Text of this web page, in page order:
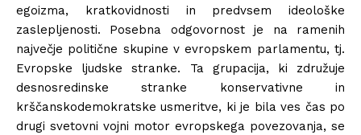
egoizma, kratkovidnosti in predvsem ideološke
zaslepljenosti. Posebna odgovornost je na ramenih
največje politične skupine v evropskem parlamentu, tj.
Evropske ljudske stranke. Ta grupacija, ki združuje
desnosredinske stranke konservativne in
krščanskodemokratske usmeritve, ki je bila ves čas po
drugi svetovni vojni motor evropskega povezovanja, se